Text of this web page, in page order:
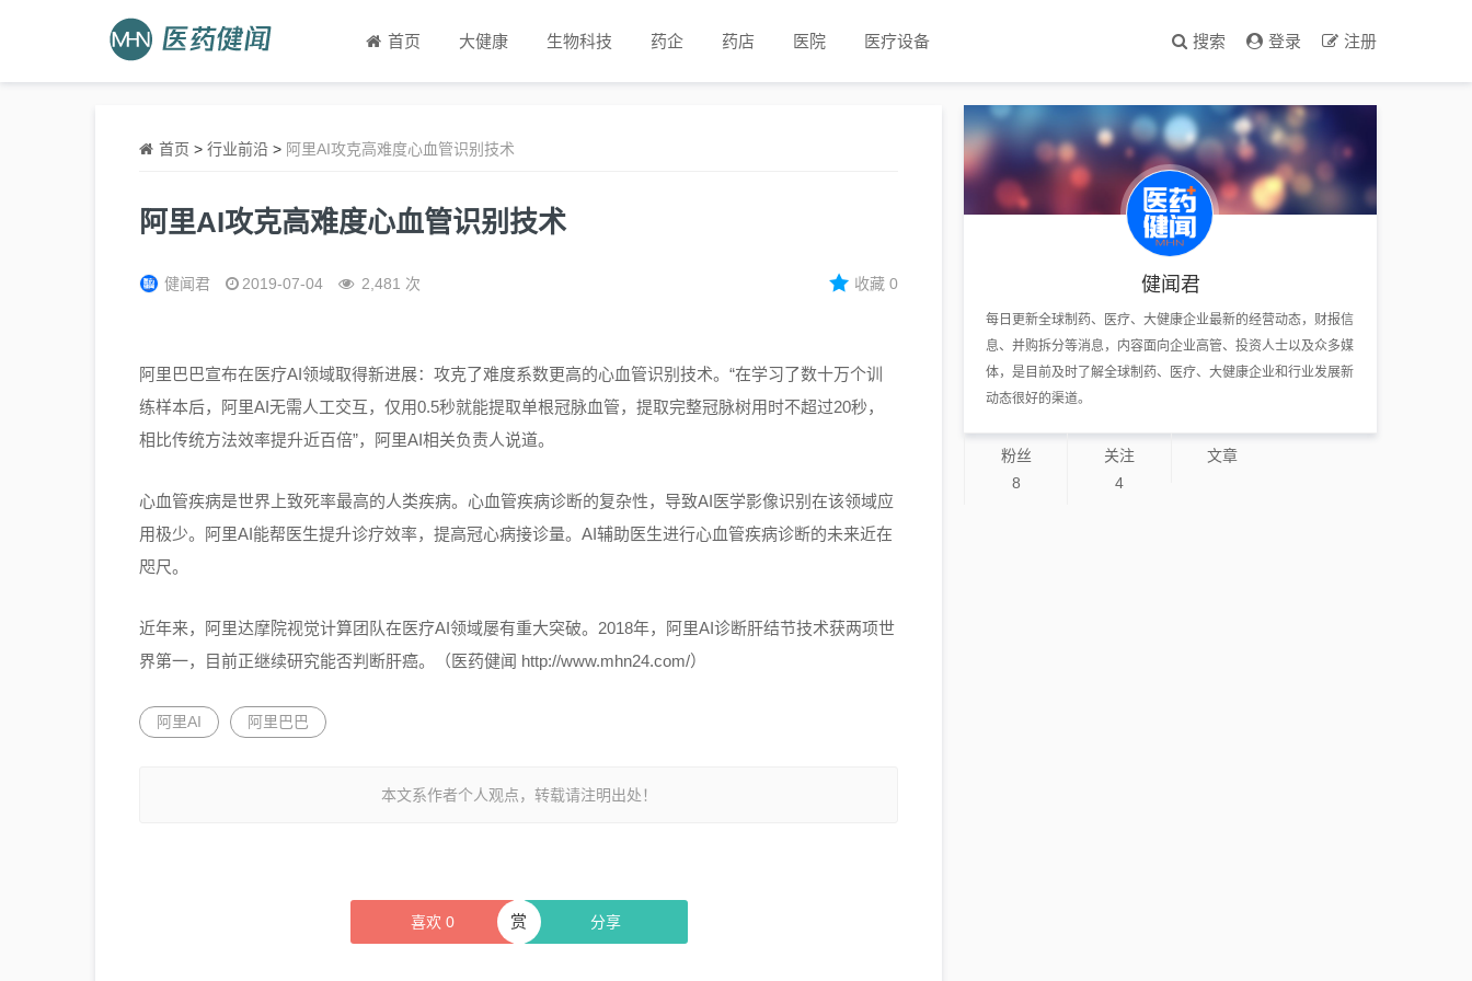
首页 大健康 生物科技 药企 药店 医院 医疗设备 搜索 登录 注册
首页 > 行业前沿 > 阿里AI攻克高难度心血管识别技术
阿里AI攻克高难度心血管识别技术
健闻君 2019-07-04 2,481 次 收藏0
阿里巴巴宣布在医疗AI领域取得新进展：攻克了难度系数更高的心血管识别技术。“在学习了数十万个训
练样本后，阿里AI无需人工交互，仅用0.5秒就能提取单根冠脉血管，提取完整冠脉树用时不超过20秒，
相比传统方法效率提升近百倍”，阿里AI相关负责人说道。
心血管疾病是世界上致死率最高的人类疾病。心血管疾病诊断的复杂性，导致AI医学影像识别在该领域应
用极少。阿里AI能帮医生提升诊疗效率，提高冠心病接诊量。AI辅助医生进行心血管疾病诊断的未来近在
咫尺。
近年来，阿里达摩院视觉计算团队在医疗AI领域屡有重大突破。2018年，阿里AI诊断肝结节技术获两项世
界第一，目前正继续研究能否判断肝癌。（医药健闻 http://www.mhn24.com/）
阿里AI 阿里巴巴
本文系作者个人观点，转载请注明出处！
喜欢 0 分享
赏
健闻君
每日更新全球制药、医疗、大健康企业最新的经营动态，财报信
息、并购拆分等消息，内容面向企业高管、投资人士以及众多媒
体，是目前及时了解全球制药、医疗、大健康企业和行业发展新
动态很好的渠道。
粉丝
8
关注
4
文章